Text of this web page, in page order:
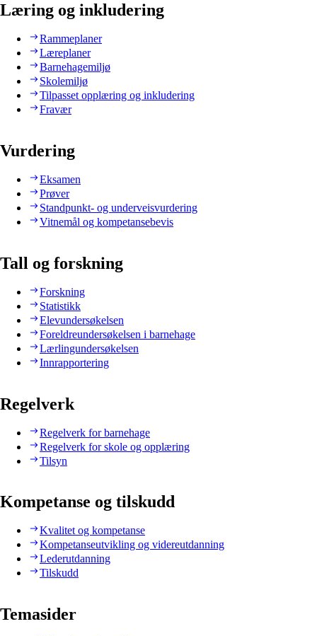
Læring og inkludering
Rammeplaner
Læreplaner
Barnehagemiljø
Skolemiljø
Tilpasset opplæring og inkludering
Fravær
Vurdering
Eksamen
Prøver
Standpunkt- og underveisvurdering
Vitnemål og kompetansebevis
Tall og forskning
Forskning
Statistikk
Elevundersøkelsen
Foreldreundersøkelsen i barnehage
Lærlingundersøkelsen
Innrapportering
Regelverk
Regelverk for barnehage
Regelverk for skole og opplæring
Tilsyn
Kompetanse og tilskudd
Kvalitet og kompetanse
Kompetanseutvikling og videreutdanning
Lederutdanning
Tilskudd
Temasider